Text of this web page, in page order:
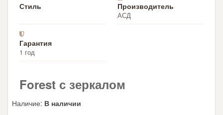
Стиль Производитель
АСД
Гарантия
1 год
Forest с зеркалом
Наличие: В наличии